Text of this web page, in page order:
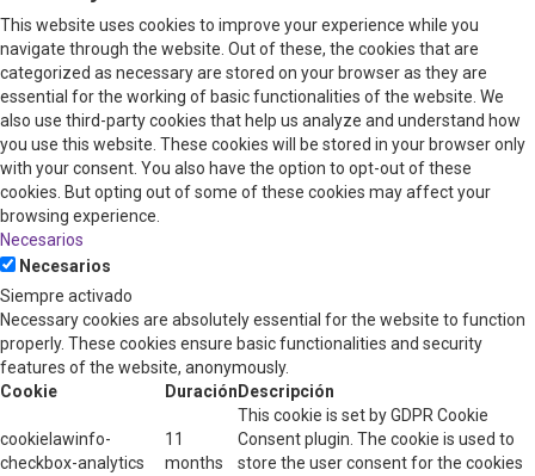
This website uses cookies to improve your experience while you
navigate through the website. Out of these, the cookies that are
categorized as necessary are stored on your browser as they are
essential for the working of basic functionalities of the website. We
also use third-party cookies that help us analyze and understand how
you use this website. These cookies will be stored in your browser only
with your consent. You also have the option to opt-out of these
cookies. But opting out of some of these cookies may affect your
browsing experience.
Necesarios
Necesarios
Siempre activado
Necessary cookies are absolutely essential for the website to function
properly. These cookies ensure basic functionalities and security
features of the website, anonymously.
Cookie
Duración Descripción
cookielawinfo-
checkbox-analytics
11
months
This cookie is set by GDPR Cookie
Consent plugin. The cookie is used to
store the user consent for the cookies